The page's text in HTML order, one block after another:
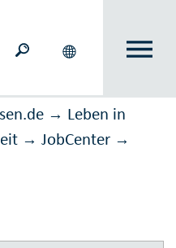
→ Leben in
→ JobCenter →